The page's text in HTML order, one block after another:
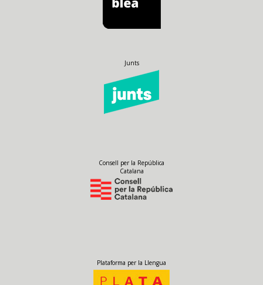
Junts
Consell per la República
Catalana
Plataforma per la Llengua